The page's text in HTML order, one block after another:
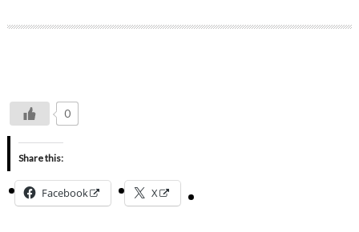
0
Share this:
Facebook X